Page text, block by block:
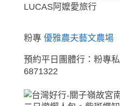
粉專 優雅農夫藝文農場
預約平日團體行：粉專
6871322